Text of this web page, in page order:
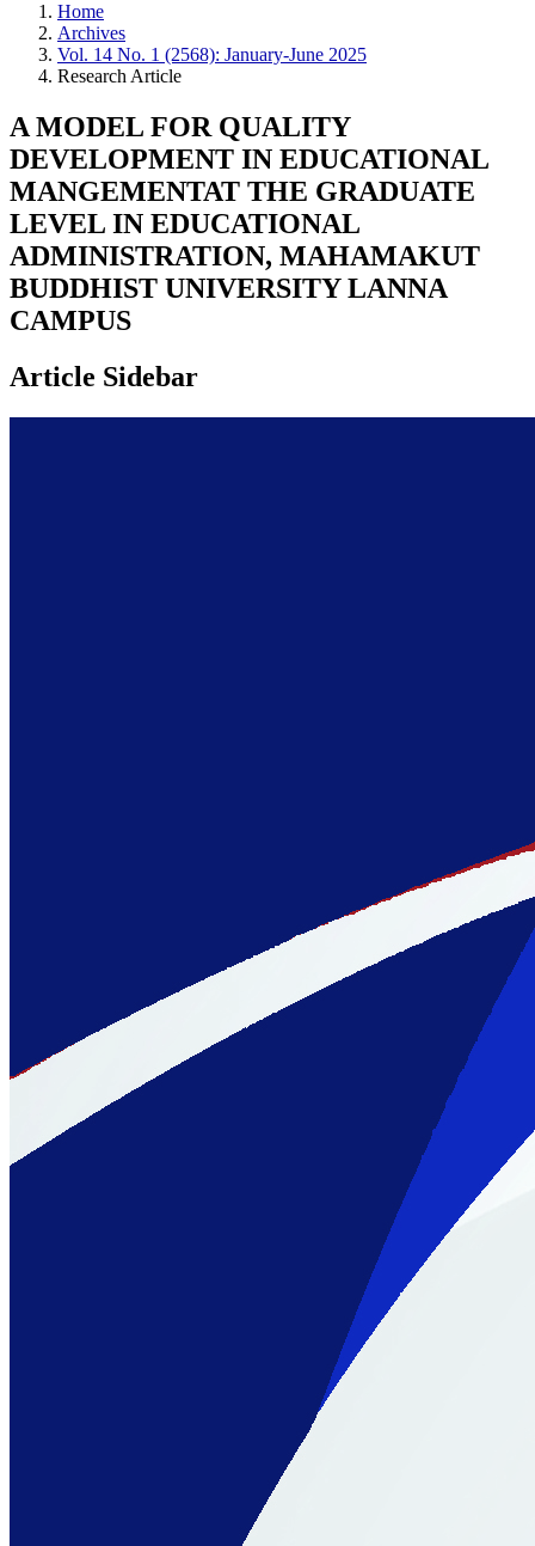
Home
Archives
Vol. 14 No. 1 (2568): January-June 2025
Research Article
A MODEL FOR QUALITY
DEVELOPMENT IN EDUCATIONAL
MANGEMENTAT THE GRADUATE
LEVEL IN EDUCATIONAL
ADMINISTRATION, MAHAMAKUT
BUDDHIST UNIVERSITY LANNA
CAMPUS
Article Sidebar